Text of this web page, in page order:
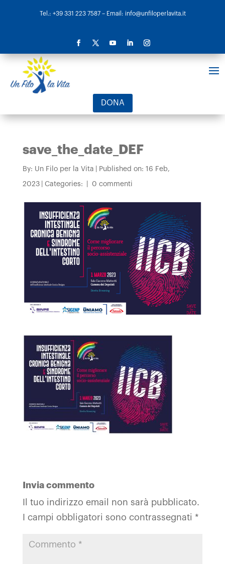
Tel.: +39 331 223 7587– Email: info@unfiloperlavita.it
DONA
save_the_date_DEF
By: Un Filo per la Vita Published on: 16 Feb,
2023 Categories: 0 commenti
Invia commento
Il tuo indirizzo email non sarà pubblicato.
I campi obbligatori sono contrassegnati *